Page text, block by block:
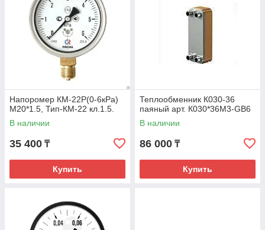
Напоромер КМ-22Р(0-6кРа)
М20*1.5, Тип-КМ-22 кл.1.5.
В наличии
35 400 ₸
Купить
Теплообменник К030-36
паяный арт. К030*36М3-GB6
В наличии
86 000 ₸
Купить